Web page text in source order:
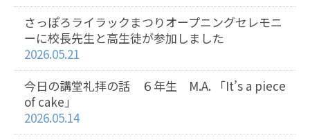
さっぽろライラックまつりオープニングセレモニ
ーに校長先生と高生徒が参加しました
2026.05.21
今日の講堂礼拝の話 ６年生 M.A. 「It’s a piece
of cake」
2026.05.14